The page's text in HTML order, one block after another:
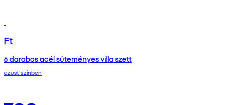
Ft
6 darabos acél süteményes villa szett
ezüst színben